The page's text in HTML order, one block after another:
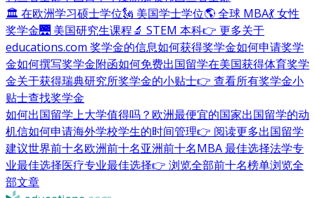
🏛 在欧洲学习硕士学位🗽 美国学士学位🌎 全球 MBA💃 女性
奖学金🌉 美国研究生课程🔬 STEM 本科👉 更多关于
educations.com 奖学金的信息如何获得奖学金如何申请奖学
金如何撰写奖学金附函如何免费出国留学在美国获得体育奖学
金关于获得瑞典研究所奖学金的小贴士👉 查看所有奖学金小
贴士查找奖学金
如何出国留学上大学值得吗？ 欧洲最便宜的国家出国留学的动
机信如何申请海外学校学生的时间管理👉 阅读更多出国留学
建议世界前十名欧洲前十名亚洲前十名MBA 最佳选择法学专
业最佳选择医疗专业最佳选择👉 浏览全部前十名榜单浏览全
部文章